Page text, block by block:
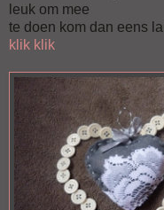
leuk om mee
te doen kom dan eens
klik klik